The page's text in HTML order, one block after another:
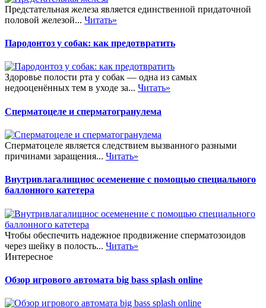
Предстательная железа является единственной придаточной
половой железой... Читать»
Пародонтоз у собак: как предотвратить
Здоровье полости рта у собак — одна из самых
недооценённых тем в уходе за... Читать»
Сперматоцеле и сперматогранулема
Сперматоцеле является следствием вызванного разными
причинами заращения... Читать»
Внутривлагалищнос осеменение с помощью специального
баллонного катетера
Чтобы обеспечить надежное продвижение сперматозоидов
через шейку в полость... Читать»
Интересное
Обзор игрового автомата big bass splash online